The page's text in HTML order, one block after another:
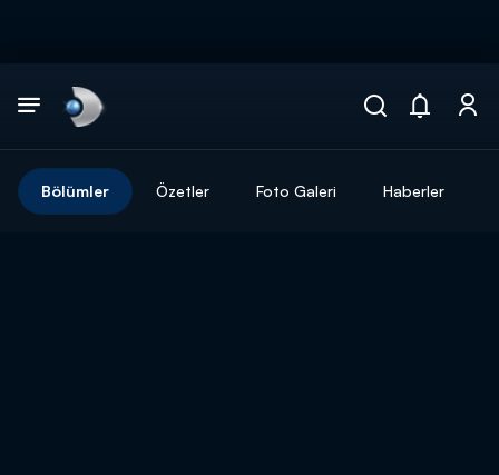
Bölümler Özetler Foto Galeri Haberler